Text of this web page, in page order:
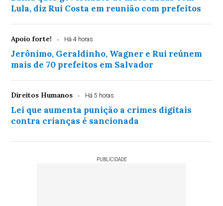
Lula, diz Rui Costa em reunião com prefeitos
Apoio forte! Há 4 horas
Jerônimo, Geraldinho, Wagner e Rui reúnem
mais de 70 prefeitos em Salvador
Direitos Humanos Há 5 horas
Lei que aumenta punição a crimes digitais
contra crianças é sancionada
PUBLICIDADE